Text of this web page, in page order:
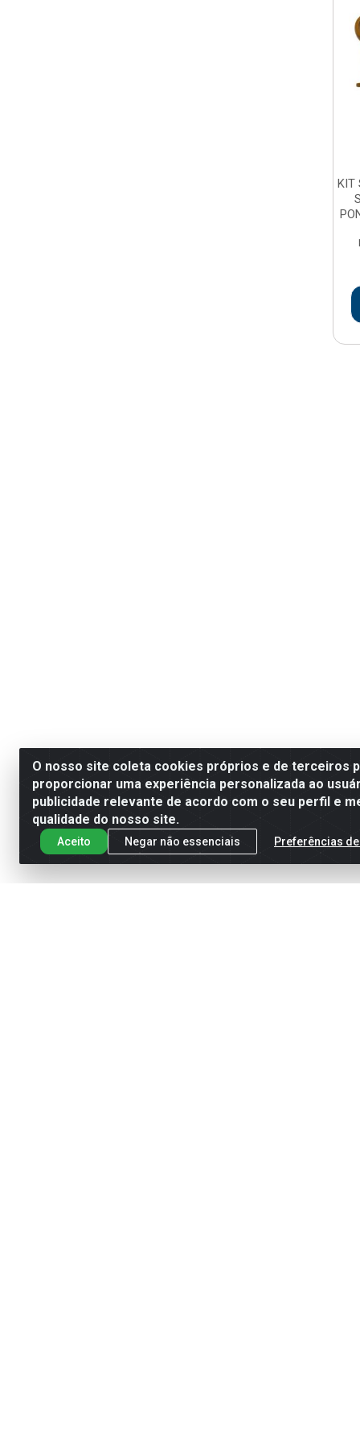
KIT
O nosso site coleta cookies próprios e de terceiros
proporcionar uma experiência personalizada ao
publicidade relevante de acordo com o seu perfil e
qualidade do nosso site.
Aceito Negar não essenciais Preferências